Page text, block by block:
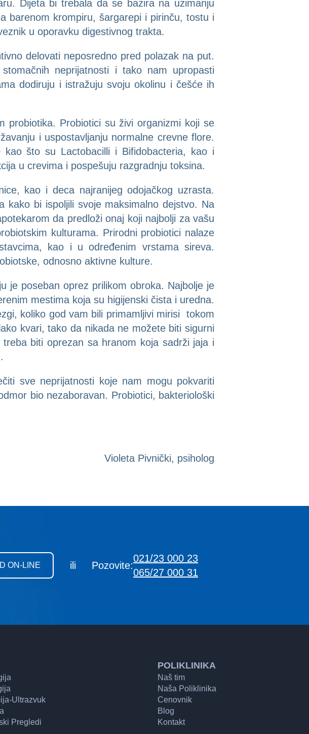
Dijeta bi trebala da se bazira na uzimanju
barenom krompiru, šargarepi i pirinču, tostu i
u oporavku digestivnog trakta.
delovati neposredno pred polazak na put.
neprijatnosti i tako nam upropasti
dodiruju i istražuju svoju okolinu i češće ih
probiotika. Probiotici su živi organizmi koji se
i uspostavljanju normalne crevne flore.
kao što su Lactobacilli i Bifidobacteria, kao i
u crevima i pospešuju razgradnju toksina.
kao i deca najranijeg odojačkog uzrasta.
bi ispoljili svoje maksimalno dejstvo. Na
da predloži onaj koji najbolji za vašu
kulturama. Prirodni probiotici nalaze
kao i u određenim vrstama sireva.
odnosno aktivne kulture.
je poseban oprez prilikom obroka. Najbolje je
mestima koja su higijenski čista i uredna.
koliko god vam bili primamljivi mirisi tokom
kvari, tako da nikada ne možete biti sigurni
biti oprezan sa hranom koja sadrži jaja i
sve neprijatnosti koje nam mogu pokvariti
bio nezaboravan. Probiotici, bakteriološki
Violeta Pivnički, psiholog
ON-LINE ili Pozovite:
021/23 000 23
065/27 000 31
Ultrazvuk
Pregledi
POLIKLINIKA
Naš tim
Naša Poliklinika
Cenovnik
Blog
Kontakt